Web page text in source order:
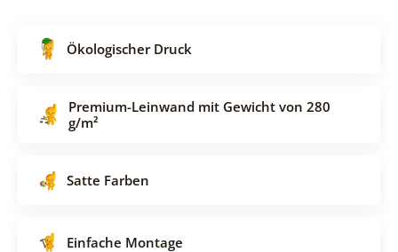
Ökologischer Druck
Premium-Leinwand mit Gewicht von 280
g/m²
Satte Farben
Einfache Montage